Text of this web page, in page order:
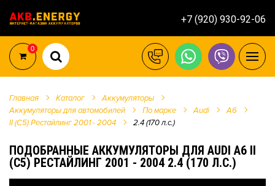
+7 (920) 930-92-06
0
Главная Каталог
Аккумуляторы
Аккумуляторы для автомобилей
По марке Audi
A6
II (C5) Рестайлинг 2001 - 2004
2.4 (170 л.с.)
ПОДОБРАННЫЕ АККУМУЛЯТОРЫ ДЛЯ AUDI A6 II
(C5) РЕСТАЙЛИНГ 2001 - 2004 2.4 (170 Л.С.)